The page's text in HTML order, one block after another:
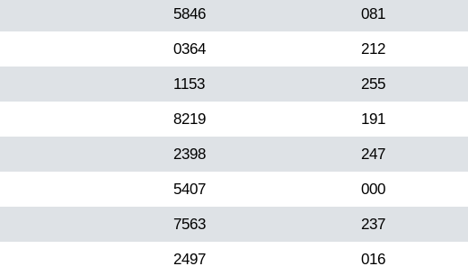
5846 081
0364 212
1153 255
8219 191
2398 247
5407 000
7563 237
2497 016